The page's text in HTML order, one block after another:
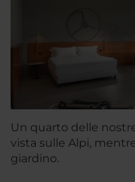
Un quarto delle
vista sulle Alpi,
giardino.